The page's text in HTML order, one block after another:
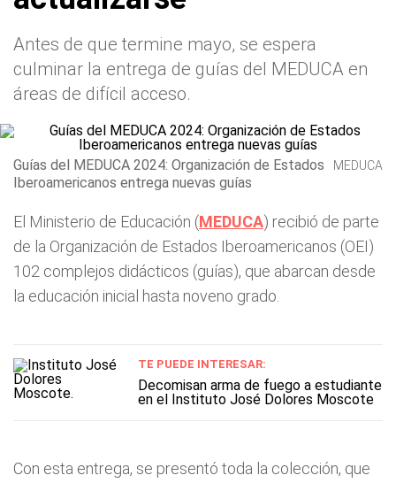
Antes de que termine mayo, se espera
culminar la entrega de guías del MEDUCA en
áreas de difícil acceso.
Guías del MEDUCA 2024: Organización de Estados
Iberoamericanos entrega nuevas guías
MEDUCA
El Ministerio de Educación (MEDUCA) recibió de parte
de la Organización de Estados Iberoamericanos (OEI)
102 complejos didácticos (guías), que abarcan desde
la educación inicial hasta noveno grado.
TE PUEDE INTERESAR:
Decomisan arma de fuego a estudiante
en el Instituto José Dolores Moscote
Con esta entrega, se presentó toda la colección, que